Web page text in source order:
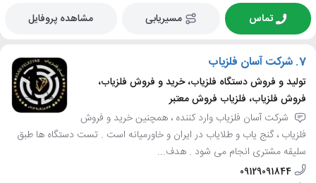
تماس مسیریابی مشاهده پروفایل
7. شرکت آسان فلزیاب
تولید و فروش دستگاه فلزیاب، خرید و فروش فلزیاب،
فروش فلزیاب، فلزیاب فروش معتبر
شرکت آسان فلزیاب وارد کننده ، همچنین خرید و فروش
فلزیاب ، گنج یاب و طلایاب در ایران و خاورمیانه است . تست دستگاه ها طبق
سلیقه مشتری انجام می شود . هدف...
09129091844